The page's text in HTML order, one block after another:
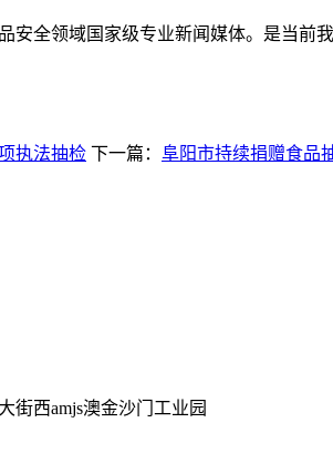
全领域国家级专业新闻媒体。是当前我
执法抽检 下一篇： 阜阳市持续捐赠食品
街西amjs澳金沙门工业园